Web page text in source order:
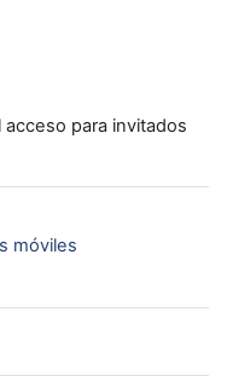
para invitados
móviles